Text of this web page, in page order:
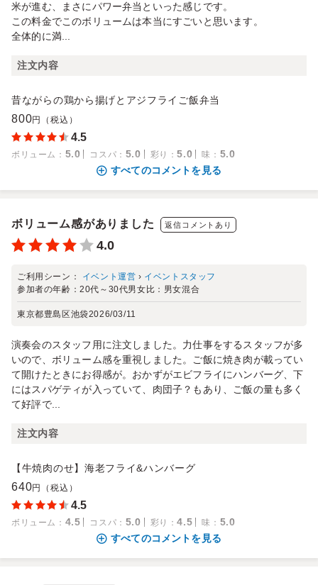
米が進む、まさにパワー弁当といった感じです。
この料金でこのボリュームは本当にすごいと思います。
全体的に満...
注文内容
昔ながらの鶏から揚げとアジフライご飯弁当
800円（税込）
4.5
ボリューム ： 5.0 コスパ ： 5.0 彩り ：5.0 味 ： 5.0
すべてのコメントを見る
ボリューム感がありました 返信コメントあり
4.0
ご利用シーン： イベント運営 › イベントスタッフ
参加者の年齢：20代～30代男女比： 男女混合
東京都豊島区池袋2026/03/11
演奏会のスタッフ用に注文しました。力仕事をするスタッフが多
いので、ボリューム感を重視しました。ご飯に焼き肉が載ってい
て開けたときにお得感が。おかずがエビフライにハンバーグ、下
にはスパゲティが入っていて、肉団子？もあり、ご飯の量も多く
て好評で...
注文内容
【牛焼肉のせ】海老フライ&ハンバーグ
640円（税込）
4.5
ボリューム ： 4.5 コスパ ： 5.0 彩り ：4.5 味 ： 5.0
すべてのコメントを見る